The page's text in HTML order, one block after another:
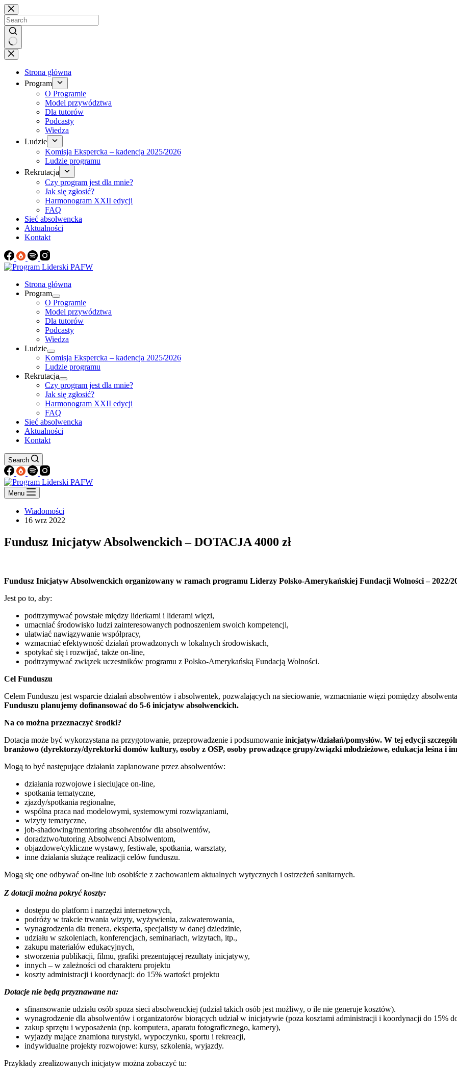
Brak
wyników
Strona główna
Program
O Programie
Model przywództwa
Dla tutorów
Podcasty
Wiedza
Ludzie
Komisja Ekspercka – kadencja 2025/2026
Ludzie programu
Rekrutacja
Czy program jest dla mnie?
Jak się zgłosić?
Harmonogram XXII edycji
FAQ
Sieć absolwencka
Aktualności
Kontakt
Strona główna
Program
O Programie
Model przywództwa
Dla tutorów
Podcasty
Wiedza
Ludzie
Komisja Ekspercka – kadencja 2025/2026
Ludzie programu
Rekrutacja
Czy program jest dla mnie?
Jak się zgłosić?
Harmonogram XXII edycji
FAQ
Sieć absolwencka
Aktualności
Kontakt
Search
Menu
Wiadomości
16 wrz 2022
Fundusz Inicjatyw Absolwenckich – DOTACJA 4000 zł
Fundusz Inicjatyw Absolwenckich organizowany w ramach programu Liderzy Polsko-Amerykańskiej Fundacji Wolności – 2022/
Jest po to, aby:
podtrzymywać powstałe między liderkami i liderami więzi,
umacniać środowisko ludzi zainteresowanych podnoszeniem swoich kompetencji,
ułatwiać nawiązywanie współpracy,
wzmacniać efektywność działań prowadzonych w lokalnych środowiskach,
spotykać się i rozwijać, także on-line,
podtrzymywać związek uczestników programu z Polsko-Amerykańską Fundacją Wolności.
Cel Funduszu
Celem Funduszu jest wsparcie działań absolwentów i absolwentek, pozwalających na sieciowanie, wzmacnianie więzi pomiędzy
Funduszu planujemy dofinansować do 5-6 inicjatyw absolwenckich.
Na co można przeznaczyć środki?
Dotacja może być wykorzystana na przygotowanie, przeprowadzenie i podsumowanie inicjatyw/działań/pomysłów. W tej edycji
branżowo (dyrektorzy/dyrektorki domów kultury, osoby z OSP, osoby prowadzące grupy/związki młodzieżowe, edukacja leśna i
Mogą to być następujące działania zaplanowane przez absolwentów:
działania rozwojowe i sieciujące on-line,
spotkania tematyczne,
zjazdy/spotkania regionalne,
wspólna praca nad modelowymi, systemowymi rozwiązaniami,
wizyty tematyczne,
job-shadowing/mentoring absolwentów dla absolwentów,
doradztwo/tutoring Absolwenci Absolwentom,
objazdowe/cykliczne wystawy, festiwale, spotkania, warsztaty,
inne działania służące realizacji celów funduszu.
Mogą się one odbywać on-line lub osobiście z zachowaniem aktualnych wytycznych i ostrzeżeń sanitarnych.
Z dotacji można pokryć koszty:
dostępu do platform i narzędzi internetowych,
podróży w trakcie trwania wizyty, wyżywienia, zakwaterowania,
wynagrodzenia dla trenera, eksperta, specjalisty w danej dziedzinie,
udziału w szkoleniach, konferencjach, seminariach, wizytach, itp.,
zakupu materiałów edukacyjnych,
stworzenia publikacji, filmu, grafiki prezentującej rezultaty inicjatywy,
innych – w zależności od charakteru projektu
koszty administracji i koordynacji: do 15% wartości projektu
Dotacje nie będą przyznawane na:
sfinansowanie udziału osób spoza sieci absolwenckiej (udział takich osób jest możliwy, o ile nie generuje kosztów).
wynagrodzenie dla absolwentów i organizatorów biorących udział w inicjatywie (poza kosztami administracji i koordynacji do 15%
zakup sprzętu i wyposażenia (np. komputera, aparatu fotograficznego, kamery),
wyjazdy mające znamiona turystyki, wypoczynku, sportu i rekreacji,
indywidualne projekty rozwojowe: kursy, szkolenia, wyjazdy.
Przykłady zrealizowanych inicjatyw można zobaczyć tu: